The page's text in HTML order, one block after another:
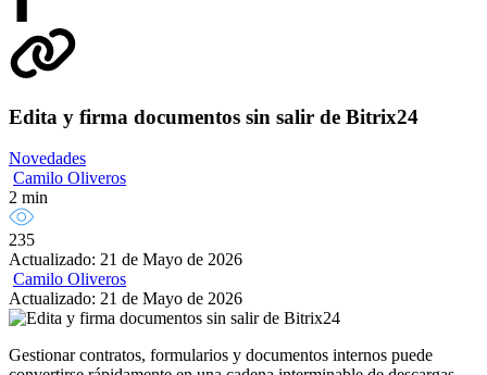
Edita y firma documentos sin salir de Bitrix24
Novedades
Camilo Oliveros
2 min
235
Actualizado: 21 de Mayo de 2026
Camilo Oliveros
Actualizado: 21 de Mayo de 2026
Gestionar contratos, formularios y documentos internos puede